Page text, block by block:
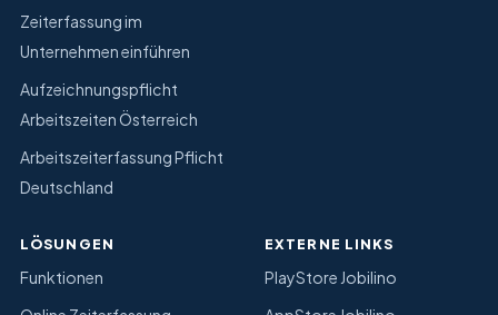
Zeiterfassung im
Unternehmen einführen
Aufzeichnungspflicht
Arbeitszeiten Österreich
Arbeitszeiterfassung Pflicht
Deutschland
LÖSUNGEN
Funktionen
EXTERNE LINKS
PlayStore Jobilino